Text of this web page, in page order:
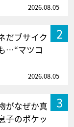
2026.08.05
2
だブサイク
…“マツコ
2026.08.05
3
がなぜか真
子のポケッ